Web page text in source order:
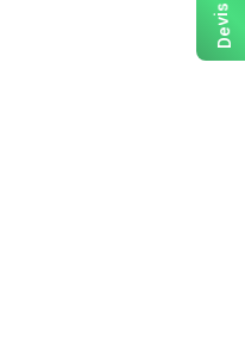
D
e
v
i
s